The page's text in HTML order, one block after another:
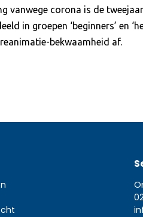
vanwege corona is de
in groepen ‘beginners’ en
bekwaamheid af.